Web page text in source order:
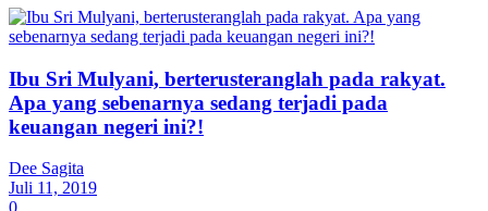
Ibu Sri Mulyani, berterusteranglah pada rakyat.
Apa yang sebenarnya sedang terjadi pada
keuangan negeri ini?!
Dee Sagita
Juli 11, 2019